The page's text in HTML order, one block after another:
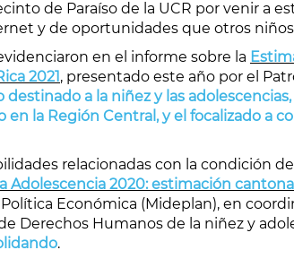
de Paraíso de la UCR por venir a
y de oportunidades que otros
en el informe sobre la
2021, presentado este año por el
a la niñez y las
en la Región Central, y el focalizado a
relacionadas con la condición
Adolescencia 2020: estimación
Económica (Mideplan), en
Derechos Humanos de la niñez y
.